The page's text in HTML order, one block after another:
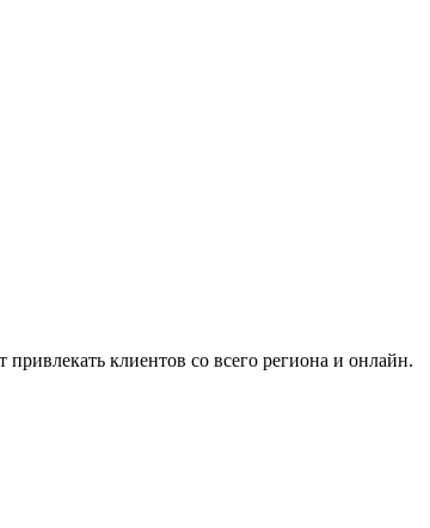
клиентов со всего региона и онлайн.